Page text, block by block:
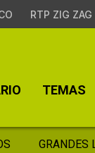
RTP ZIG ZAG
TEMAS
GRANDES